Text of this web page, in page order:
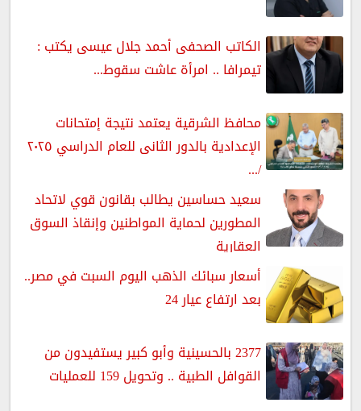
الكاتب الصحفى أحمد جلال عيسى يكتب :
تيمرافا .. امرأة عاشت سقوط...
محافظ الشرقية يعتمد نتيجة إمتحانات
الإعدادية بالدور الثانى للعام الدراسي ٢٠٢٥
/...
سعيد حساسين يطالب بقانون قوي لاتحاد
المطورين لحماية المواطنين وإنقاذ السوق
العقارية
أسعار سبائك الذهب اليوم السبت في مصر..
بعد ارتفاع عيار 24
2377 بالحسينية وأبو كبير يستفيدون من
القوافل الطبية .. وتحويل 159 للعمليات